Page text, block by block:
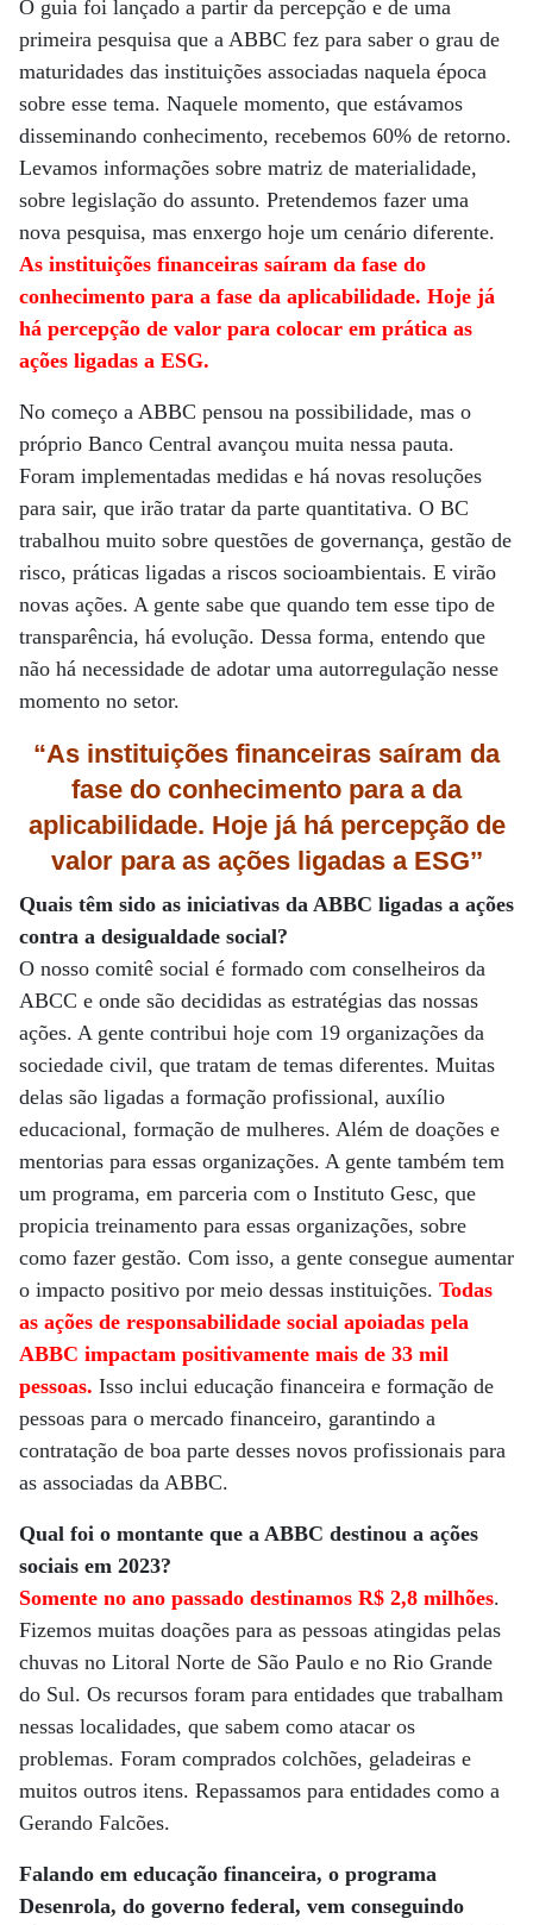
O guia foi lançado a partir da percepção e de uma
primeira pesquisa que a ABBC fez para saber o grau de
maturidades das instituições associadas naquela época
sobre esse tema. Naquele momento, que estávamos
disseminando conhecimento, recebemos 60% de retorno.
Levamos informações sobre matriz de materialidade,
sobre legislação do assunto. Pretendemos fazer uma
nova pesquisa, mas enxergo hoje um cenário diferente.
As instituições financeiras saíram da fase do
conhecimento para a fase da aplicabilidade. Hoje já
há percepção de valor para colocar em prática as
ações ligadas a ESG.
No começo a ABBC pensou na possibilidade, mas o
próprio Banco Central avançou muita nessa pauta.
Foram implementadas medidas e há novas resoluções
para sair, que irão tratar da parte quantitativa. O BC
trabalhou muito sobre questões de governança, gestão de
risco, práticas ligadas a riscos socioambientais. E virão
novas ações. A gente sabe que quando tem esse tipo de
transparência, há evolução. Dessa forma, entendo que
não há necessidade de adotar uma autorregulação nesse
momento no setor.
“As instituições financeiras saíram da
fase do conhecimento para a da
aplicabilidade. Hoje já há percepção de
valor para as ações ligadas a ESG’’
Quais têm sido as iniciativas da ABBC ligadas a ações
contra a desigualdade social?
O nosso comitê social é formado com conselheiros da
ABCC e onde são decididas as estratégias das nossas
ações. A gente contribui hoje com 19 organizações da
sociedade civil, que tratam de temas diferentes. Muitas
delas são ligadas a formação profissional, auxílio
educacional, formação de mulheres. Além de doações e
mentorias para essas organizações. A gente também tem
um programa, em parceria com o Instituto Gesc, que
propicia treinamento para essas organizações, sobre
como fazer gestão. Com isso, a gente consegue aumentar
o impacto positivo por meio dessas instituições. Todas
as ações de responsabilidade social apoiadas pela
ABBC impactam positivamente mais de 33 mil
pessoas. Isso inclui educação financeira e formação de
pessoas para o mercado financeiro, garantindo a
contratação de boa parte desses novos profissionais para
as associadas da ABBC.
Qual foi o montante que a ABBC destinou a ações
sociais em 2023?
Somente no ano passado destinamos R$ 2,8 milhões.
Fizemos muitas doações para as pessoas atingidas pelas
chuvas no Litoral Norte de São Paulo e no Rio Grande
do Sul. Os recursos foram para entidades que trabalham
nessas localidades, que sabem como atacar os
problemas. Foram comprados colchões, geladeiras e
muitos outros itens. Repassamos para entidades como a
Gerando Falcões.
Falando em educação financeira, o programa
Desenrola, do governo federal, vem conseguindo